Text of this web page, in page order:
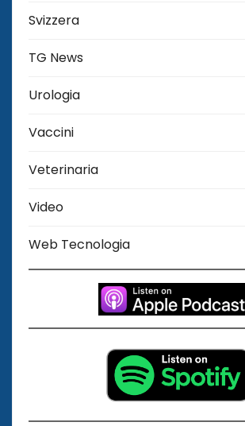
Svizzera
TG News
Urologia
Vaccini
Veterinaria
Video
Web Tecnologia